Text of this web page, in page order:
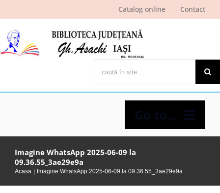
Catalog online Contact
Go to...
Despre bibliotecă
Imagine WhatsApp 2025-06-09 la
09.36.55_3ae29e9a
Acasa Imagine WhatsApp 2025-06-09 la 09.36.55_3ae29e9a